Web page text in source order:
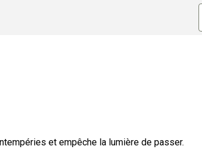
et empêche la lumière de passer.